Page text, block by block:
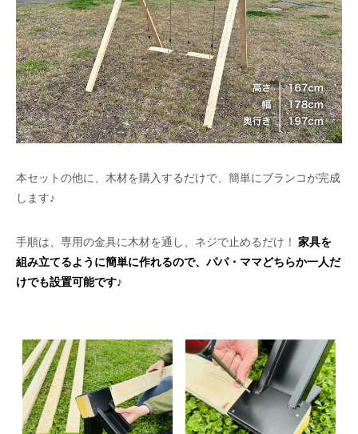
本セットの他に、木材を購入するだけで、簡単にブランコが完成
します♪
手順は、専用の金具に木材を通し、ネジで止めるだけ！ 家具を
組み立てるように簡単に作れるので、パパ・ママどちらか一人だ
けでも設置可能です♪